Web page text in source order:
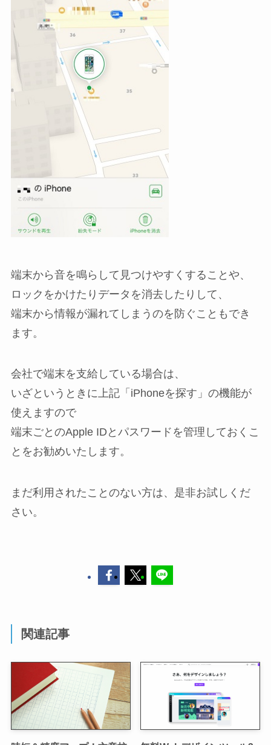
端末から音を鳴らして見つけやすくすることや、
ロックをかけたりデータを消去したりして、
端末から情報が漏れてしまうのを防ぐこともでき
ます。
会社で端末を支給している場合は、
いざというときに上記「iPhoneを探す」の機能が
使えますので
端末ごとのApple IDとパスワードを管理しておくこ
とをお勧めいたします。
まだ利用されたことのない方は、是非お試しくだ
さい。
関連記事